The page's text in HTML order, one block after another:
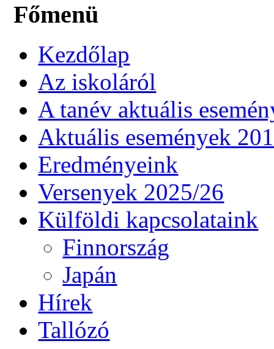
Főmenü
Kezdőlap
Az iskoláról
A tanév aktuális
Aktuális események
Eredményeink
Versenyek 2025/26
Külföldi kapcsolataink
Finnország
Japán
Hírek
Tallózó